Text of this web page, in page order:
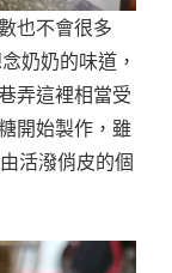
也不會很多
奶奶的味道，
弄這裡相當受
開始製作，雖
活潑俏皮的個